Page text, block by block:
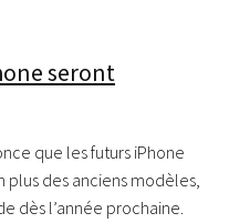
seront
que les futurs iPhone
plus des anciens modèles,
dès l’année prochaine.